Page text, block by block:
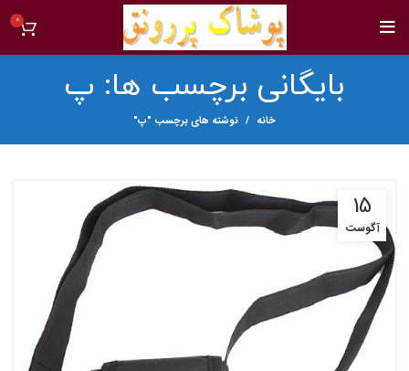
0
بایگانی برچسب ها: پ
خانه نوشته های برچسب "پ"
15
آگوست